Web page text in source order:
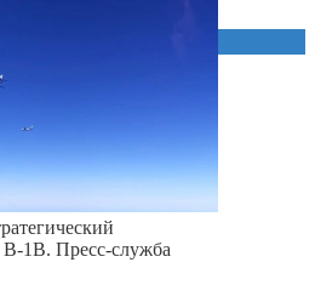
1В. Пресс-служба